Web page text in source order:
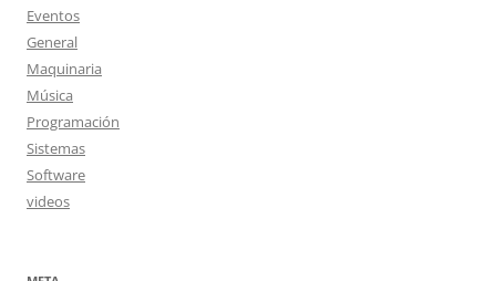
Eventos
General
Maquinaria
Música
Programación
Sistemas
Software
videos